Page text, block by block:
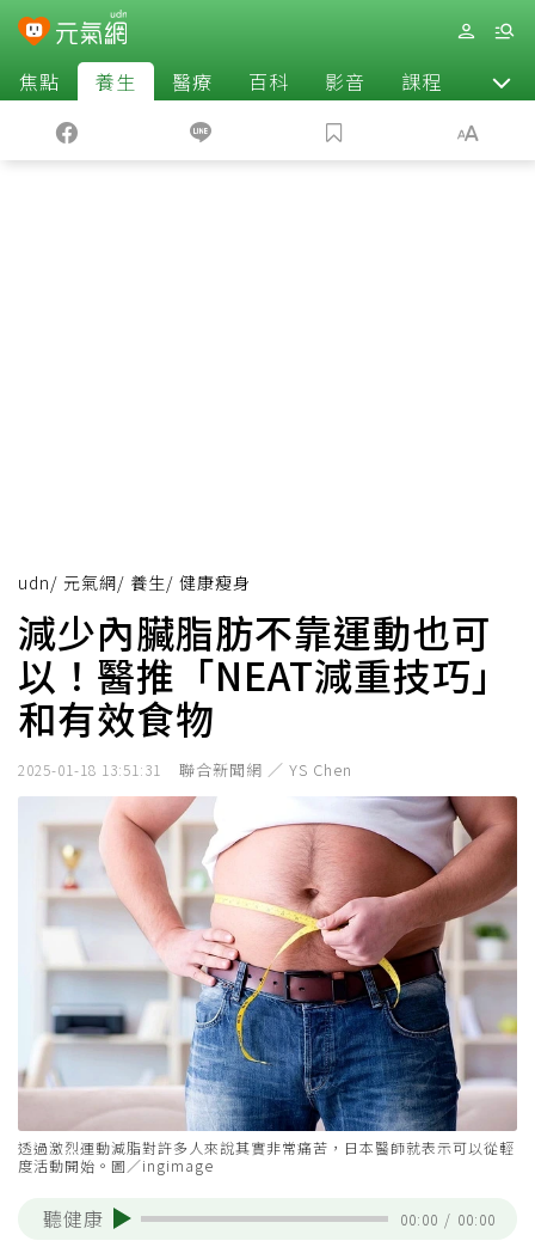
焦點 養生 醫療 百科 影音 課程 退休
udn/ 元氣網/ 養生/ 健康瘦身
減少內臟脂肪不靠運動也可
以！醫推「NEAT減重技巧」
和有效食物
2025-01-18 13:51:31 聯合新聞網 ／ YS Chen
透過激烈運動減脂對許多人來說其實非常痛苦，日本醫師就表示可以從輕
度活動開始。圖／ingimage
聽健康 00:00 / 00:00